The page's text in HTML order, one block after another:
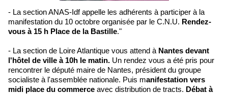
- La section ANAS-Idf appelle les adhérents à participer à la
manifestation du 10 octobre organisée par le C.N.U. Rendez-
vous à 15 h Place de la Bastille."
- La section de Loire Atlantique vous attend à Nantes devant
l'hôtel de ville à 10h le matin. Un rendez vous a été pris pour
rencontrer le député maire de Nantes, président du groupe
socialiste à l'assemblée nationale. Puis manifestation vers
midi place du commerce avec distribution de tracts. Débat à